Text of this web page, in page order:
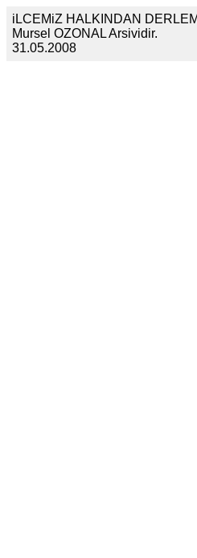
iLCEMiZ HALKINDAN
Mursel OZONAL Arsividir.
31.05.2008